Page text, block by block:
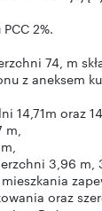
2%.
74, m
z aneksem
14,71m oraz
m,
3,96 m,
mieszkania
oraz